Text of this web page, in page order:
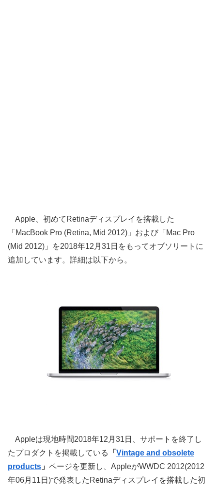
Apple、初めてRetinaディスプレイを搭載した
「MacBook Pro (Retina, Mid 2012)」および「Mac Pro
(Mid 2012)」を2018年12月31日をもってオブソリートに
追加しています。詳細は以下から。
Appleは現地時間2018年12月31日、サポートを終了し
たプロダクトを掲載している
「 Vintage and obsolete
products 」 ページを更新し、AppleがWWDC 2012(2012
年06月11日)で発表したRetinaディスプレイを搭載した初